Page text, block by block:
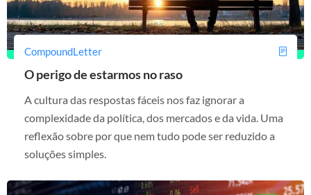
CompoundLetter
O perigo de estarmos no raso
A cultura das respostas fáceis nos faz ignorar a
complexidade da política, dos mercados e da vida. Uma
reflexão sobre por que nem tudo pode ser reduzido a
soluções simples.